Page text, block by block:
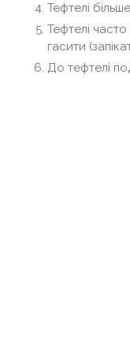
Тефтелі
Тефтелі
гасити
До тефтелі